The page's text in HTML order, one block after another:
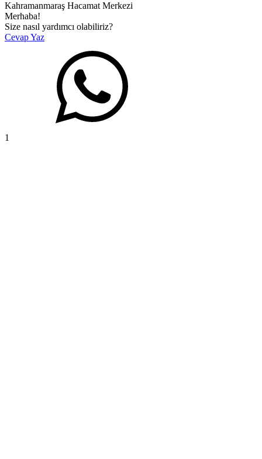
Kahramanmaraş Hacamat Merkezi
Merhaba!
Size nasıl yardımcı olabiliriz?
Cevap Yaz
1